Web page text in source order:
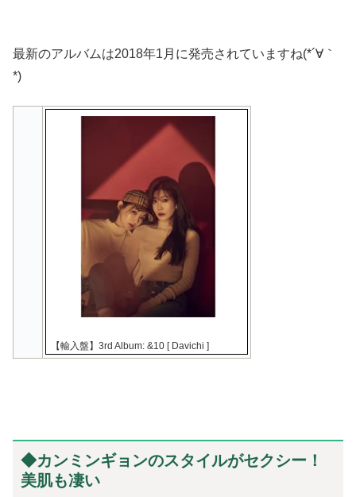
最新のアルバムは2018年1月に発売されていますね(*´∀｀
*)
【輸入盤】3rd Album: &10 [ Davichi ]
◆カンミンギョンのスタイルがセクシー！
美肌も凄い